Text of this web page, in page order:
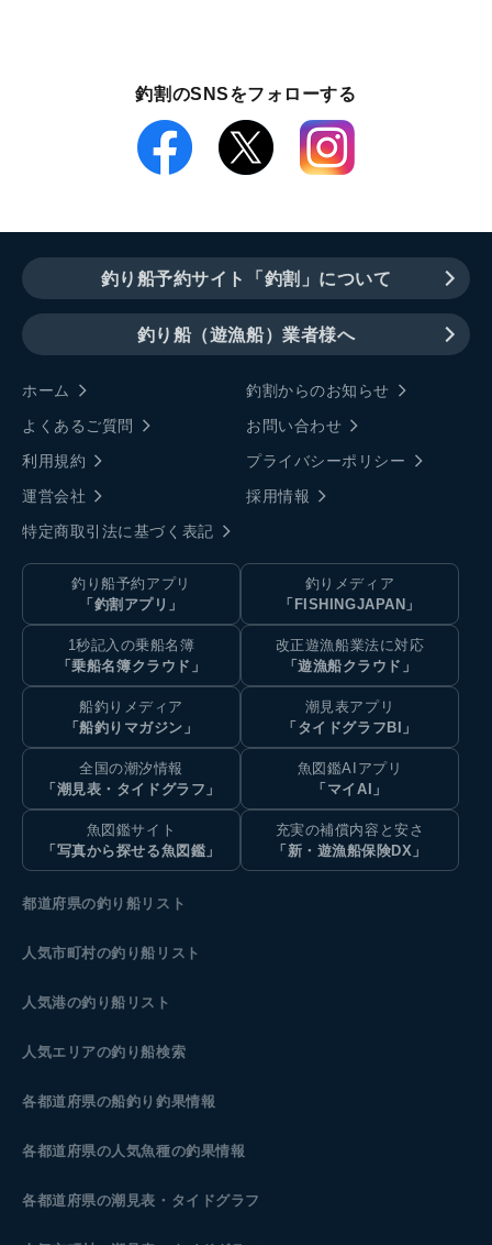
釣割のSNSをフォローする
釣り船予約サイト「釣割」について
釣り船（遊漁船）業者様へ
ホーム
釣割からのお知らせ
よくあるご質問
お問い合わせ
利用規約
プライバシーポリシー
運営会社
採用情報
特定商取引法に基づく表記
釣り船予約アプリ
「釣割アプリ」
釣りメディア
「FISHINGJAPAN」
1秒記入の乗船名簿
「乗船名簿クラウド」
改正遊漁船業法に対応
「遊漁船クラウド」
船釣りメディア
「船釣りマガジン」
潮見表アプリ
「タイドグラフBI」
全国の潮汐情報
「潮見表・タイドグラフ」
魚図鑑AIアプリ
「マイAI」
魚図鑑サイト
「写真から探せる魚図鑑」
充実の補償内容と安さ
「新・遊漁船保険DX」
都道府県の釣り船リスト
人気市町村の釣り船リスト
人気港の釣り船リスト
人気エリアの釣り船検索
各都道府県の船釣り釣果情報
各都道府県の人気魚種の釣果情報
各都道府県の潮見表 ・タイドグラフ